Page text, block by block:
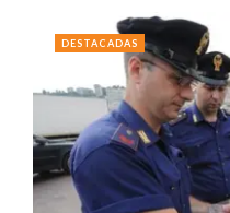
DESTACADAS